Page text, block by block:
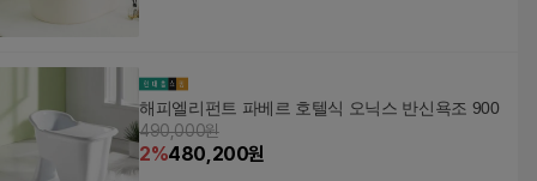
해피엘리펀트 파베르 호텔식 오닉스 반신욕조 900
490,000원
2%480,200원